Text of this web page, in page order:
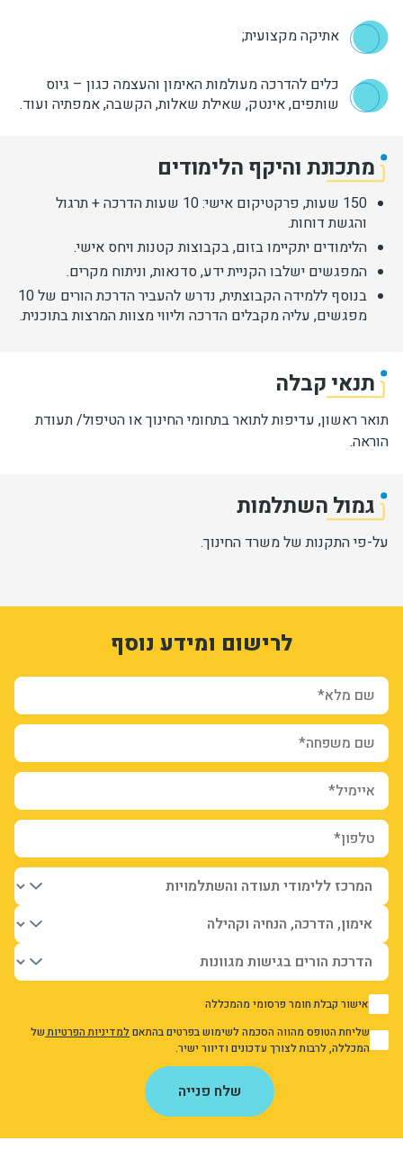
אתיקה מקצועית;
כלים להדרכה מעולמות האימון והעצמה כגון – גיוס
שותפים, אינטק, שאילת שאלות, הקשבה, אמפתיה ועוד.
מתכונת והיקף הלימודים
150 שעות, פרקטיקום אישי: 10 שעות הדרכה + תרגול
והגשת דוחות.
הלימודים יתקיימו בזום, בקבוצות קטנות ויחס אישי.
המפגשים ישלבו הקניית ידע, סדנאות, וניתוח מקרים.
בנוסף ללמידה הקבוצתית, נדרש להעביר הדרכת הורים של 10
מפגשים, עליה מקבלים הדרכה וליווי מצוות המרצות בתוכנית.
תנאי קבלה
תואר ראשון, עדיפות לתואר בתחומי החינוך או הטיפול/ תעודת
הוראה.
גמול השתלמות
על-פי התקנות של משרד החינוך.
לרישום ומידע נוסף
שם מלא*
שם משפחה*
איימיל*
טלפון*
1 אישור קבלת חומר פרסומי מהמכללה
1
אני מאשר/ת את מדיניות הפרטיות
שליחת הטופס מהווה הסכמה לשימוש בפרטים בהתאםלמדיניות הפרטיותשל
המכללה, לרבות לצורך עדכונים ודיוור ישיר.
שלח פנייה
form-1-bAGiUnCgqhT_9kQd-uJ116duxolx0WZ0jN7Ky6Ea4
VO34WnCGihgZwCLJEbzveo9V8KgCxywgaW8ib_pMDB4